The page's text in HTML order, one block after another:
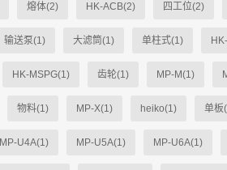
熔体(2) HK-ACB(2) 四工位(2)
输送泵(1) 大滤筒(1) 单柱式(1)
HK-MSPG(1) 齿轮(1) MP-M(1)
物料(1) MP-X(1) heiko(1) 单板
MP-U4A(1) MP-U5A(1) MP-U6A(1)